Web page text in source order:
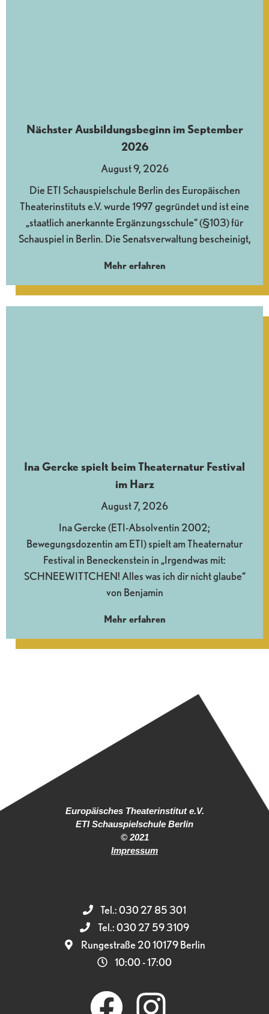
Nächster Ausbildungsbeginn im September
2026
August 9, 2026
Die ETI Schauspielschule Berlin des Europäischen
Theaterinstituts e.V. wurde 1997 gegründet und ist eine
„staatlich anerkannte Ergänzungsschule“ (§103) für
Schauspiel in Berlin. Die Senatsverwaltung bescheinigt,
Mehr erfahren
Ina Gercke spielt beim Theaternatur Festival
im Harz
August 7, 2026
Ina Gercke (ETI-Absolventin 2002;
Bewegungsdozentin am ETI) spielt am Theaternatur
Festival in Beneckenstein in „Irgendwas mit:
SCHNEEWITTCHEN! Alles was ich dir nicht glaube“
von Benjamin
Mehr erfahren
Europäisches Theaterinstitut e.V.
ETI Schauspielschule Berlin
© 2021
Impressum
Tel.: 030 27 85 301
Tel.: 030 27 59 3109
Rungestraße 20 10179 Berlin
10:00 - 17:00